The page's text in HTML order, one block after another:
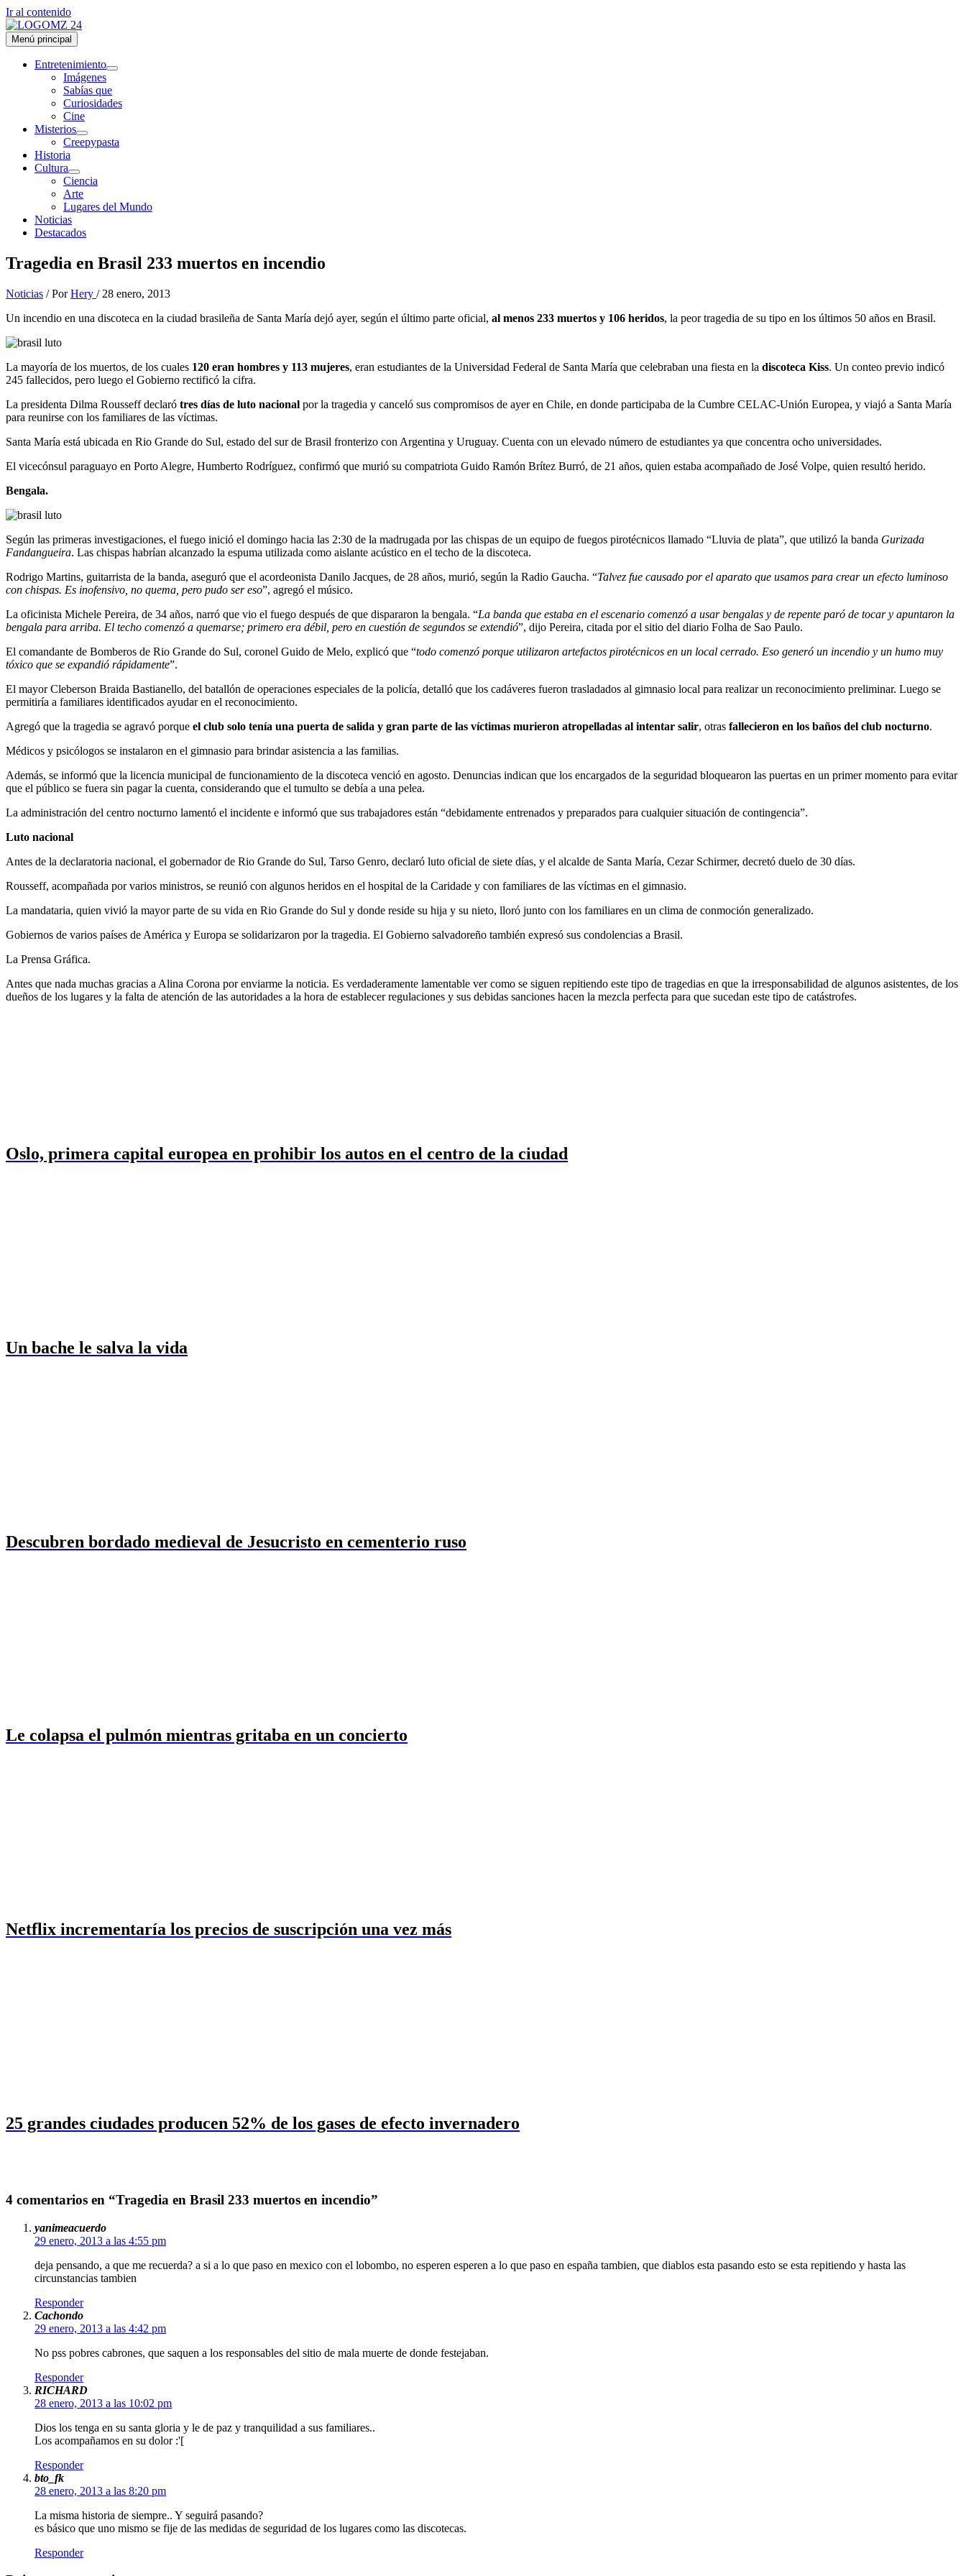
Ir al contenido
Menú principal
Entretenimiento
Imágenes
Sabías que
Curiosidades
Cine
Misterios
Creepypasta
Historia
Cultura
Ciencia
Arte
Lugares del Mundo
Noticias
Destacados
Tragedia en Brasil 233 muertos en incendio
Noticias / PorHery / 28 enero, 2013
Un incendio en una discoteca en la ciudad brasileña de Santa María dejó ayer, según el último parte oficial, al menos 233 muertos y 106 heridos, la peor tragedia de su tipo en los últimos 50 años en Brasil.
La mayoría de los muertos, de los cuales 120 eran hombres y 113 mujeres, eran estudiantes de la Universidad Federal de Santa María que celebraban una fiesta en la discoteca Kiss. Un conteo previo indicó
245 fallecidos, pero luego el Gobierno rectificó la cifra.
La presidenta Dilma Rousseff declaró tres días de luto nacional por la tragedia y canceló sus compromisos de ayer en Chile, en donde participaba de la Cumbre CELAC-Unión Europea, y viajó a Santa María
para reunirse con los familiares de las víctimas.
Santa María está ubicada en Rio Grande do Sul, estado del sur de Brasil fronterizo con Argentina y Uruguay. Cuenta con un elevado número de estudiantes ya que concentra ocho universidades.
El vicecónsul paraguayo en Porto Alegre, Humberto Rodríguez, confirmó que murió su compatriota Guido Ramón Brítez Burró, de 21 años, quien estaba acompañado de José Volpe, quien resultó herido.
Bengala.
Según las primeras investigaciones, el fuego inició el domingo hacia las 2:30 de la madrugada por las chispas de un equipo de fuegos pirotécnicos llamado “Lluvia de plata”, que utilizó la banda Gurizada
Fandangueira. Las chispas habrían alcanzado la espuma utilizada como aislante acústico en el techo de la discoteca.
Rodrigo Martins, guitarrista de la banda, aseguró que el acordeonista Danilo Jacques, de 28 años, murió, según la Radio Gaucha. “Talvez fue causado por el aparato que usamos para crear un efecto luminoso
con chispas. Es inofensivo, no quema, pero pudo ser eso”, agregó el músico.
La oficinista Michele Pereira, de 34 años, narró que vio el fuego después de que dispararon la bengala. “La banda que estaba en el escenario comenzó a usar bengalas y de repente paró de tocar y apuntaron la
bengala para arriba. El techo comenzó a quemarse; primero era débil, pero en cuestión de segundos se extendió”, dijo Pereira, citada por el sitio del diario Folha de Sao Paulo.
El comandante de Bomberos de Rio Grande do Sul, coronel Guido de Melo, explicó que “todo comenzó porque utilizaron artefactos pirotécnicos en un local cerrado. Eso generó un incendio y un humo muy
tóxico que se expandió rápidamente”.
El mayor Cleberson Braida Bastianello, del batallón de operaciones especiales de la policía, detalló que los cadáveres fueron trasladados al gimnasio local para realizar un reconocimiento preliminar. Luego se
permitiría a familiares identificados ayudar en el reconocimiento.
Agregó que la tragedia se agravó porque el club solo tenía una puerta de salida y gran parte de las víctimas murieron atropelladas al intentar salir, otras fallecieron en los baños del club nocturno.
Médicos y psicólogos se instalaron en el gimnasio para brindar asistencia a las familias.
Además, se informó que la licencia municipal de funcionamiento de la discoteca venció en agosto. Denuncias indican que los encargados de la seguridad bloquearon las puertas en un primer momento para evitar
que el público se fuera sin pagar la cuenta, considerando que el tumulto se debía a una pelea.
La administración del centro nocturno lamentó el incidente e informó que sus trabajadores están “debidamente entrenados y preparados para cualquier situación de contingencia”.
Luto nacional
Antes de la declaratoria nacional, el gobernador de Rio Grande do Sul, Tarso Genro, declaró luto oficial de siete días, y el alcalde de Santa María, Cezar Schirmer, decretó duelo de 30 días.
Rousseff, acompañada por varios ministros, se reunió con algunos heridos en el hospital de la Caridade y con familiares de las víctimas en el gimnasio.
La mandataria, quien vivió la mayor parte de su vida en Rio Grande do Sul y donde reside su hija y su nieto, lloró junto con los familiares en un clima de conmoción generalizado.
Gobiernos de varios países de América y Europa se solidarizaron por la tragedia. El Gobierno salvadoreño también expresó sus condolencias a Brasil.
La Prensa Gráfica.
Antes que nada muchas gracias a Alina Corona por enviarme la noticia. Es verdaderamente lamentable ver como se siguen repitiendo este tipo de tragedias en que la irresponsabilidad de algunos asistentes, de los
dueños de los lugares y la falta de atención de las autoridades a la hora de establecer regulaciones y sus debidas sanciones hacen la mezcla perfecta para que sucedan este tipo de catástrofes.
Oslo, primera capital europea en prohibir los autos en el centro de la ciudad
Un bache le salva la vida
Descubren bordado medieval de Jesucristo en cementerio ruso
Le colapsa el pulmón mientras gritaba en un concierto
Netflix incrementaría los precios de suscripción una vez más
25 grandes ciudades producen 52% de los gases de efecto invernadero
4 comentarios en “Tragedia en Brasil 233 muertos en incendio”
yanimeacuerdo
29 enero, 2013 a las 4:55 pm
deja pensando, a que me recuerda? a si a lo que paso en mexico con el lobombo, no esperen esperen a lo que paso en españa tambien, que diablos esta pasando esto se esta repitiendo y hasta las
circunstancias tambien
Responder
Cachondo
29 enero, 2013 a las 4:42 pm
No pss pobres cabrones, que saquen a los responsables del sitio de mala muerte de donde festejaban.
Responder
RICHARD
28 enero, 2013 a las 10:02 pm
Dios los tenga en su santa gloria y le de paz y tranquilidad a sus familiares..
Los acompañamos en su dolor :'[
Responder
bto_fk
28 enero, 2013 a las 8:20 pm
La misma historia de siempre.. Y seguirá pasando?
es básico que uno mismo se fije de las medidas de seguridad de los lugares como las discotecas.
Responder